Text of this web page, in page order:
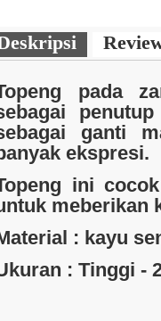
pada
ganti
ekspresi.
ini
meberikan
: kayu
: Tinggi -